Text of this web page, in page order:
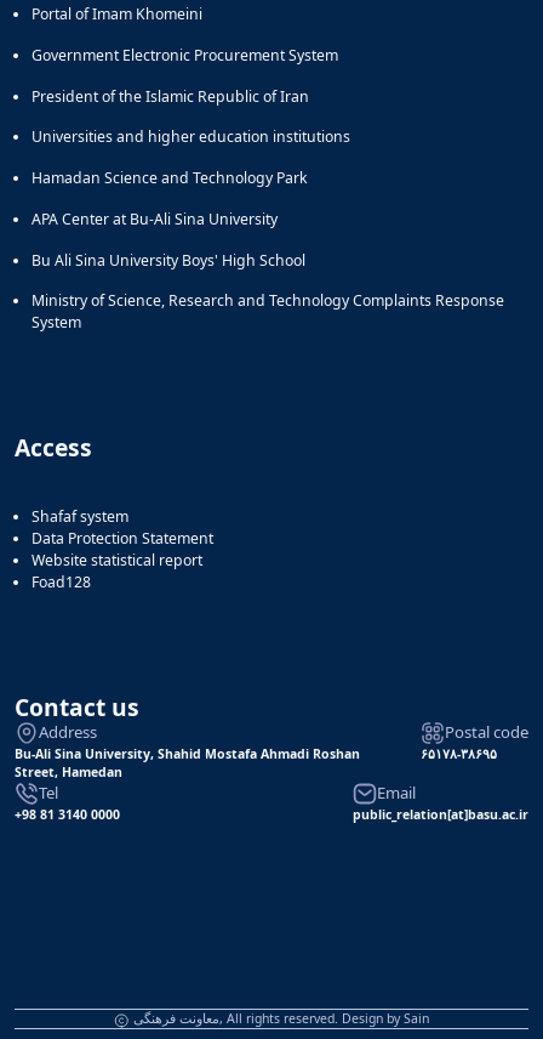
Portal of Imam Khomeini
Government Electronic Procurement System
President of the Islamic Republic of Iran
Universities and higher education institutions
Hamadan Science and Technology Park
APA Center at Bu-Ali Sina University
Bu Ali Sina University Boys' High School
Ministry of Science, Research and Technology Complaints Response
System
Access
Shafaf system
Data Protection Statement
Website statistical report
Foad128
Contact us
Address
Bu-Ali Sina University, Shahid Mostafa Ahmadi Roshan
Street, Hamedan
Postal code
۶۵۱۷۸-۳۸۶۹۵
Tel
+98 81 3140 0000
Email
public_relation[at]basu.ac.ir
معاونت فرهنگی, All rights reserved. Design bySain